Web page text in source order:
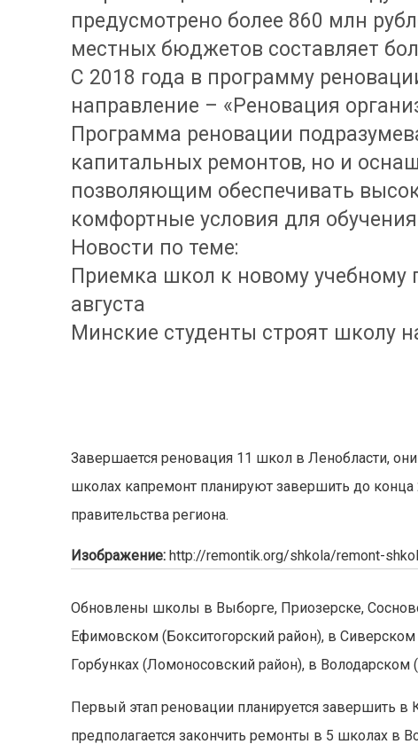
предусмотрено более 860 млн
местных бюджетов составляет
С 2018 года в программу
направление – «Реновация
Программа реновации
капитальных ремонтов, но и
позволяющим обеспечивать
комфортные условия для
Новости по теме:
Приемка школ к новому учебному
августа
Минские студенты строят школу
Завершается реновация 11 школ в Ленобласти,
школах капремонт планируют завершить до конца
правительства региона.
Изображение:http://remontik.org/shkola/remont-
Обновлены школы в Выборге, Приозерске,
Ефимовском (Бокситогорский район), в
Горбунках (Ломоносовский район), в Володарском
Первый этап реновации планируется завершить
предполагается закончить ремонты в 5 школах в